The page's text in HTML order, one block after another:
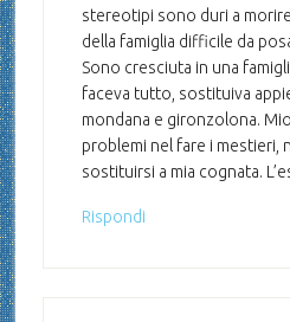
stereotipi sono duri a
della famiglia difficile da
Sono cresciuta in una
faceva tutto, sostituiva
mondana e gironzolona.
problemi nel fare i mestieri,
sostituirsi a mia cognata.
Rispondi